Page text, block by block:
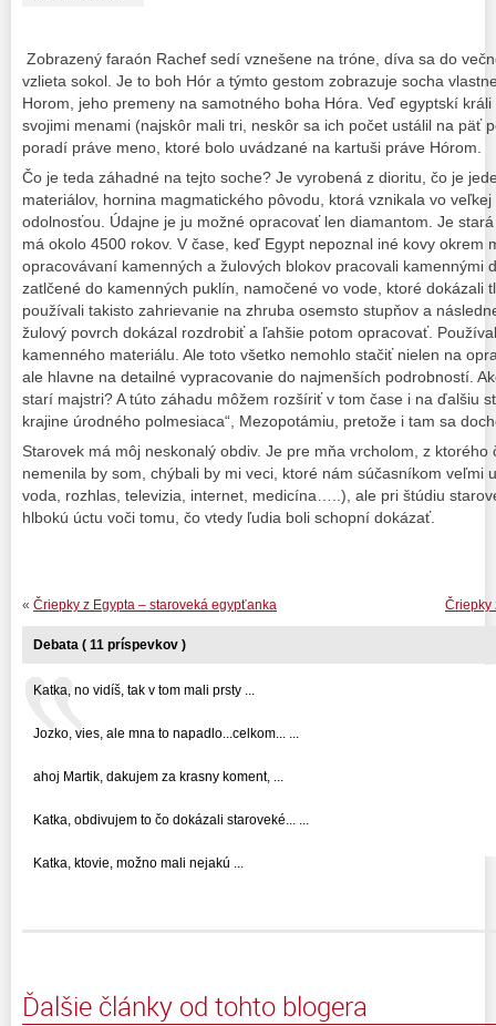
Zobrazený faraón Rachef sedí vznešene na tróne, díva sa do
vzlieta sokol. Je to boh Hór a týmto gestom zobrazuje socha
Horom, jeho premeny na samotného boha Hóra. Veď egyptskí
svojimi menami (najskôr mali tri, neskôr sa ich počet ustálil na päť
poradí práve meno, ktoré bolo uvádzané na kartuši práve Hórom.
Čo je teda záhadné na tejto soche? Je vyrobená z dioritu, čo je
materiálov, hornina magmatického pôvodu, ktorá vznikala vo
odolnosťou. Údajne je ju možné opracovať len diamantom. Je
má okolo 4500 rokov. V čase, keď Egypt nepoznal iné kovy okrem
opracovávaní kamenných a žulových blokov pracovali kamennými
zatlčené do kamenných puklín, namočené vo vode, ktoré dokázali
používali takisto zahrievanie na zhruba osemsto stupňov a
žulový povrch dokázal rozdrobiť a ľahšie potom opracovať.
kamenného materiálu. Ale toto všetko nemohlo stačiť nielen na
ale hlavne na detailné vypracovanie do najmenších podrobností.
starí majstri? A túto záhadu môžem rozšíriť v tom čase i na ďalšiu
krajine úrodného polmesiaca“, Mezopotámiu, pretože i tam sa
Starovek má môj neskonalý obdiv. Je pre mňa vrcholom, z
nemenila by som, chýbali by mi veci, ktoré nám súčasníkom veľmi
voda, rozhlas, televizia, internet, medicína…..), ale pri štúdiu
hlbokú úctu voči tomu, čo vtedy ľudia boli schopní dokázať.
Čriepky
« Čriepky z Egypta – staroveká egypťanka
Debata ( 11 príspevkov )
Katka, no vidíš, tak v tom mali prsty ...
Jozko, vies, ale mna to napadlo...celkom... ...
ahoj Martik, dakujem za krasny koment, ...
Katka, obdivujem to čo dokázali staroveké... ...
Katka, ktovie, možno mali nejakú ...
Ďalšie články od tohto blogera